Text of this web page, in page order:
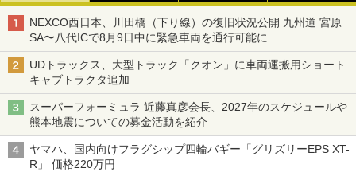
NEXCO西日本、川田橋（下り線）の復旧状況公開 九州道 宮原
SA〜八代ICで8月9日中に緊急車両を通行可能に
UDトラックス、大型トラック「クオン」に車両運搬用ショート
キャブトラクタ追加
スーパーフォーミュラ 近藤真彦会長、2027年のスケジュールや
熊本地震についての募金活動を紹介
ヤマハ、国内向けフラグシップ四輪バギー「グリズリーEPS XT-
R」 価格220万円